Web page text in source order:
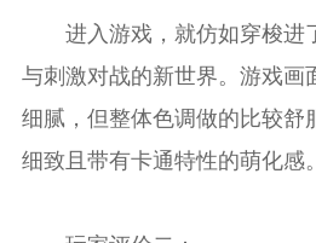
进入游戏，就仿如穿梭进
与刺激对战的新世界。游戏画
细腻，但整体色调做的比较舒
细致且带有卡通特性的萌化感。